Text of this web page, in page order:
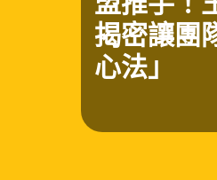
揭密讓團
心法」